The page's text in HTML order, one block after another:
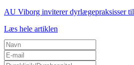
AU Viborg inviterer dyrlægepraksisser
Læs hele artiklen